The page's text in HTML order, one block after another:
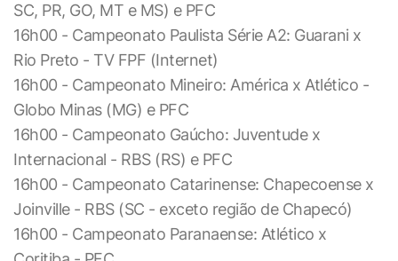
SC, PR, GO, MT e MS) e PFC
16h00 - Campeonato Paulista Série A2: Guarani x
Rio Preto - TV FPF (Internet)
16h00 - Campeonato Mineiro: América x Atlético -
Globo Minas (MG) e PFC
16h00 - Campeonato Gaúcho: Juventude x
Internacional - RBS (RS) e PFC
16h00 - Campeonato Catarinense: Chapecoense x
Joinville - RBS (SC - exceto região de Chapecó)
16h00 - Campeonato Paranaense: Atlético x